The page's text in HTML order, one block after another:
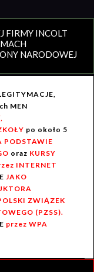
FIRMY INCOLT
NARODOWEJ
MEN
po około 5
PODSTAWIE
oraz KURSY
INTERNET
JAKO
ZWIĄZEK
(PZSS).
przez WPA